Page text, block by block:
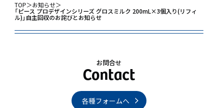
TOP＞お知らせ＞
「ピース プロデザインシリーズ グロスミルク 200mL×3個入り(リフィ
ル)」自主回収のお詫びとお知らせ
お問合せ
各種フォームへ